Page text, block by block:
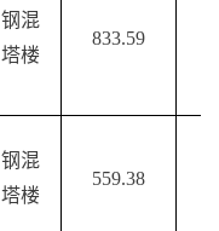
钢混
塔楼
833.59
钢混
塔楼
559.38